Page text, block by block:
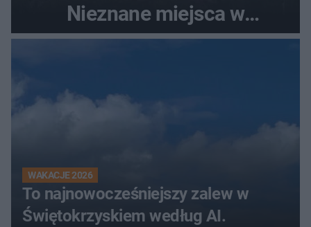
Nieznane miejsca w
Świętokrzyskiem
WAKACJE 2026
To najnowocześniejszy zalew w
Świętokrzyskiem według AI.